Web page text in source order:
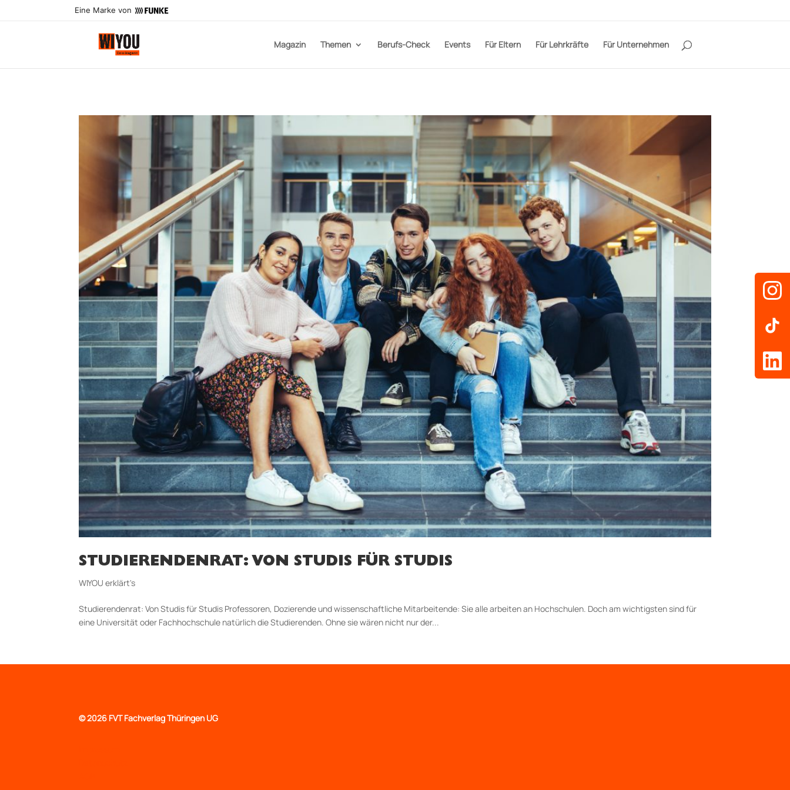
Eine Marke von
Magazin Themen Berufs-Check Events Für Eltern Für Lehrkräfte Für Unternehmen
STUDIERENDENRAT: VON STUDIS FÜR STUDIS
WIYOU erklärt's
Studierendenrat: Von Studis für Stu­dis Professoren, Dozierende und wissen­schaft­liche Mitarbeitende: Sie alle arbeiten an Hochschulen. Doch am wich­tigsten sind für
eine Universität oder Fach­hoch­schule natürlich die Studierenden. Ohne sie wären nicht nur der...
©2026 FVT Fachverlag Thüringen UG